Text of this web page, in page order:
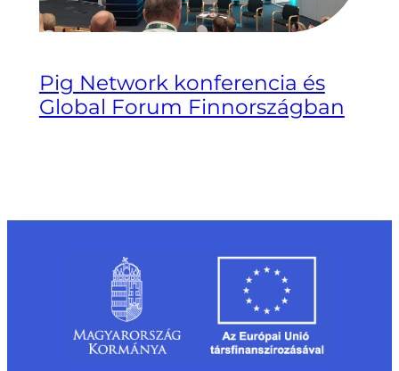
Pig Network konferencia és
Global Forum Finnországban